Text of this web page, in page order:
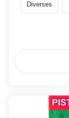
Diverses